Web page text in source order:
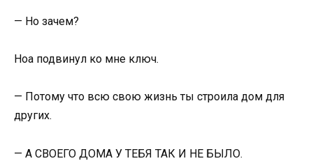
— Но зачем?
Ноа подвинул ко мне ключ.
— Потому что всю свою жизнь ты строила дом для
других.
— А СВОЕГО ДОМА У ТЕБЯ ТАК И НЕ БЫЛО.